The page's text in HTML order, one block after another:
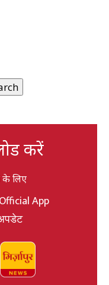
करें
के लिए
App